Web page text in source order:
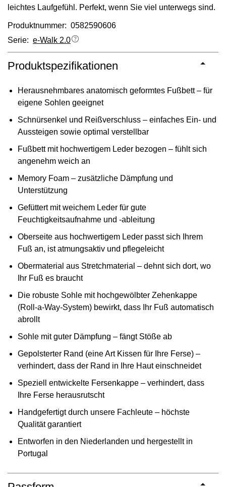
leichtes Laufgefühl. Perfekt, wenn Sie viel unterwegs sind.
Produktnummer: 0582590606
Serie: e-Walk 2.0
Produktspezifikationen
Herausnehmbares anatomisch geformtes Fußbett – für
eigene Sohlen geeignet
Schnürsenkel und Reißverschluss – einfaches Ein- und
Aussteigen sowie optimal verstellbar
Fußbett mit hochwertigem Leder bezogen – fühlt sich
angenehm weich an
Memory Foam – zusätzliche Dämpfung und
Unterstützung
Gefüttert mit weichem Leder für gute
Feuchtigkeitsaufnahme und -ableitung
Oberseite aus hochwertigem Leder passt sich Ihrem
Fuß an, ist atmungsaktiv und pflegeleicht
Obermaterial aus Stretchmaterial – dehnt sich dort, wo
Ihr Fuß es braucht
Die robuste Sohle mit hochgewölbter Zehenkappe
(Roll-a-Way-System) bewirkt, dass Ihr Fuß automatisch
abrollt
Sohle mit guter Dämpfung – fängt Stöße ab
Gepolsterter Rand (eine Art Kissen für Ihre Ferse) –
verhindert, dass der Rand in Ihre Haut einschneidet
Speziell entwickelte Fersenkappe – verhindert, dass
Ihre Ferse herausrutscht
Handgefertigt durch unsere Fachleute – höchste
Qualität garantiert
Entworfen in den Niederlanden und hergestellt in
Portugal